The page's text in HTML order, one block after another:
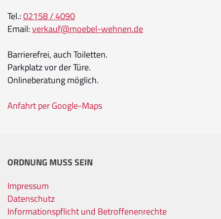
Tel.:02158 / 4090
Email:verkauf@moebel-wehnen.de
Barrierefrei, auch Toiletten.
Parkplatz vor der Türe.
Onlineberatung möglich.
Anfahrt per Google-Maps
ORDNUNG MUSS SEIN
Impressum
Datenschutz
Informationspflicht und Betroffenenrechte